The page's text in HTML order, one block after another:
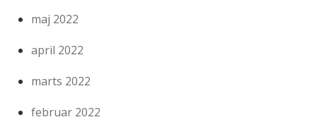
maj 2022
april 2022
marts 2022
februar 2022